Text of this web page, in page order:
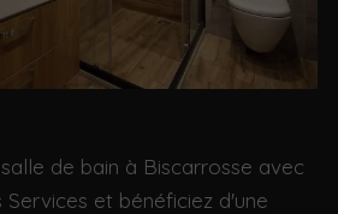
de bain à Biscarrosse avec
Services et bénéficiez d'une